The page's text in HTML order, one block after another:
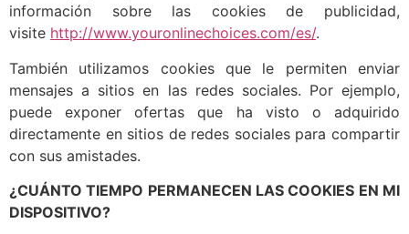
información sobre las cookies de publicidad,
visite http://www.youronlinechoices.com/es/.
También utilizamos cookies que le permiten enviar
mensajes a sitios en las redes sociales. Por ejemplo,
puede exponer ofertas que ha visto o adquirido
directamente en sitios de redes sociales para compartir
con sus amistades.
¿CUÁNTO TIEMPO PERMANECEN LAS COOKIES EN MI
DISPOSITIVO?